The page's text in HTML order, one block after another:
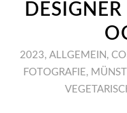
2023, ALLGEMEIN ,
FOTOGRAFIE,